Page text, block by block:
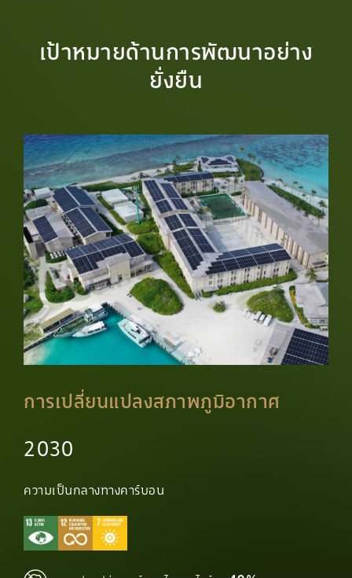
เป้าหมายด้านการพัฒนาอย่าง
ยั่งยืน
การเปลี่ยนแปลงสภาพภูมิอากาศ
2030
ความเป็นกลางทางคาร์บอน